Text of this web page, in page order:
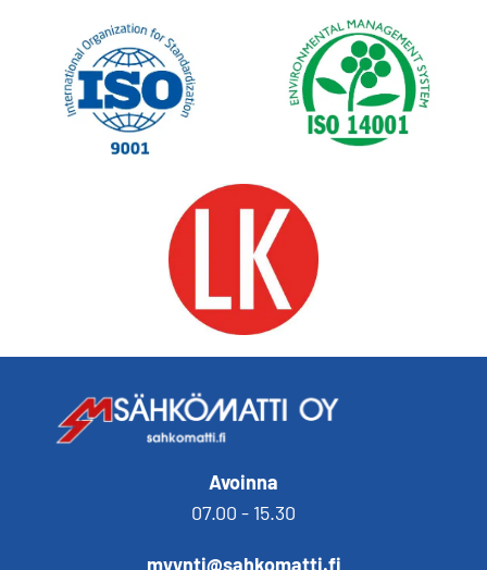
Avoinna
07.00 - 15.30
myynti@sahkomatti.fi